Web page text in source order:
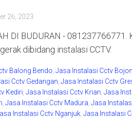
26, 2023
DI BUDURAN -
dibidang instalasi CCTV.
Balong Bendo Jasa Instalasi Cctv
Cctv Gedangan Jasa Instalasi Cctv
Kediri Jasa Instalasi Cctv Krian Jasa
Jasa Instalasi Cctv Madura Jasa
Instalasi Cctv Nganjuk Jasa Instalasi